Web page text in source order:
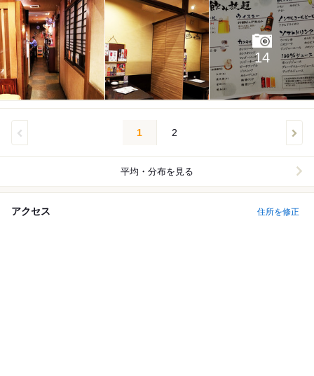
14
1 2
平均・分布を見る
アクセス 住所を修正